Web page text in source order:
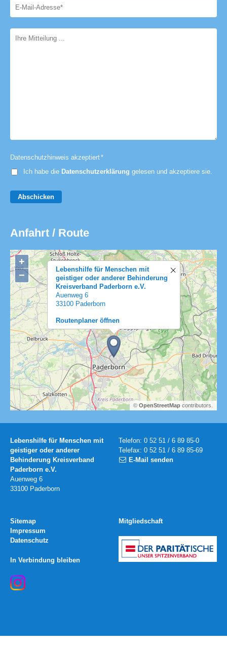
Datenschutzhinweis akzeptiert*
Ich habe die Datenschutzerklärung gelesen und akzeptiere sie.
Abschicken
Anfahrt / Route
Lebenshilfe für Menschen mit
geistiger oder anderer Behinderung
Kreisverband Paderborn e.V.
Auenweg 6
33100 Paderborn
Routenplaner öffnen
+
−
©OpenStreetMap contributors.
Lebenshilfe für Menschen mit
geistiger oder anderer
Behinderung Kreisverband
Paderborn e.V.
Auenweg 6
33100 Paderborn
Telefon: 0 52 51 / 6 89 85-0
Telefax: 0 52 51 / 6 89 85-69
E-Mail senden
Sitemap
Impressum
Datenschutz
In Verbindung bleiben
Mitgliedschaft